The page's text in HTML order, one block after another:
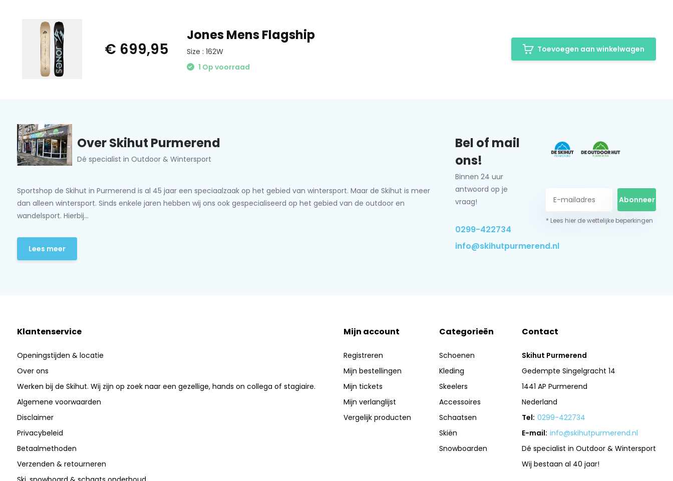
€ 699,95
Jones Mens Flagship
Size : 162W
1 Op voorraad
Toevoegen aan winkelwagen
Over Skihut Purmerend
Dé specialist in Outdoor & Wintersport
Sportshop de Skihut in Purmerend is al 45 jaar een speciaalzaak op het gebied van wintersport. Maar de Skihut is meer
dan alleen wintersport. Sinds enkele jaren hebben wij ons ook gespecialiseerd op het gebied van de outdoor en
wandelsport. Hierbij...
Lees meer
Bel of mail
ons!
Binnen 24 uur
antwoord op je
vraag!
0299-422734
info@skihutpurmerend.nl
Abonneer
* Lees hier de wettelijke beperkingen
Klantenservice
Openingstijden & locatie
Over ons
Werken bij de Skihut. Wij zijn op zoek naar een gezellige, hands on collega of stagiaire.
Algemene voorwaarden
Disclaimer
Privacybeleid
Betaalmethoden
Verzenden & retourneren
Mijn account
Registreren
Mijn bestellingen
Mijn tickets
Mijn verlanglijst
Vergelijk producten
Categorieën
Schoenen
Kleding
Skeelers
Accessoires
Schaatsen
Skiën
Snowboarden
Contact
Skihut Purmerend
Gedempte Singelgracht 14
1441 AP Purmerend
Nederland
Tel: 0299-422734
E-mail: info@skihutpurmerend.nl
Dé specialist in Outdoor & Wintersport
Wij bestaan al 40 jaar!